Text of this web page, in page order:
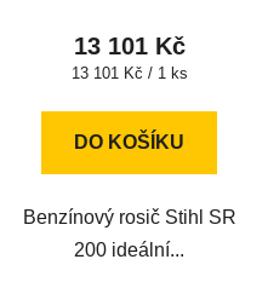
13 101 Kč
Měrná
13 101 Kč / 1 ks
DO KOŠÍKU
Benzínový rosič Stihl SR
200 ideální...